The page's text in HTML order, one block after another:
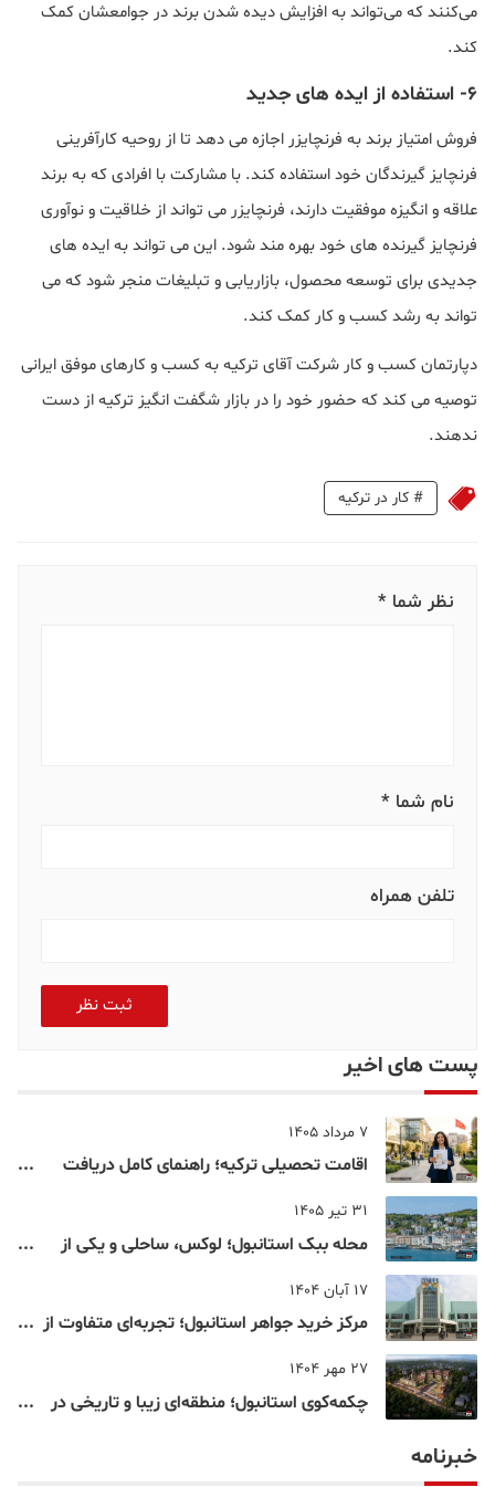
می‌کنند که می‌تواند به افزایش دیده شدن برند در جوامعشان کمک
کند.
6- استفاده از ایده های جدید
فروش امتیاز برند به فرنچایزر اجازه می دهد تا از روحیه کارآفرینی
فرنچایز گیرندگان خود استفاده کند. با مشارکت با افرادی که به برند
علاقه و انگیزه موفقیت دارند، فرنچایزر می تواند از خلاقیت و نوآوری
فرنچایز گیرنده های خود بهره مند شود. این می تواند به ایده های
جدیدی برای توسعه محصول، بازاریابی و تبلیغات منجر شود که می
تواند به رشد کسب و کار کمک کند.
دپارتمان کسب و کار شرکت آقای ترکیه به کسب و کارهای موفق ایرانی
توصیه می کند که حضور خود را در بازار شگفت انگیز ترکیه از دست
ندهند.
# کار در ترکیه
نظر شما *
نام شما *
تلفن همراه
ثبت نظر
پست های اخیر
7 مرداد 1405
اقامت تحصیلی ترکیه؛ راهنمای کامل دریافت
31 تیر 1405
محله ببک استانبول؛ لوکس، ساحلی و یکی از
17 آبان 1404
مرکز خرید جواهر استانبول؛ تجربه‌ای متفاوت از
27 مهر 1404
چکمه‌کوی استانبول؛ منطقه‌ای زیبا و تاریخی در
خبرنامه